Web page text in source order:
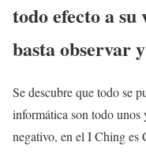
todo efecto a su
basta observar
Se descubre que todo se
informática son todo
negativo, en el I Ching es